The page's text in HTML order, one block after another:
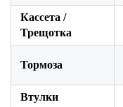
Кассета /
Трещотка
Тормоза
Втулки